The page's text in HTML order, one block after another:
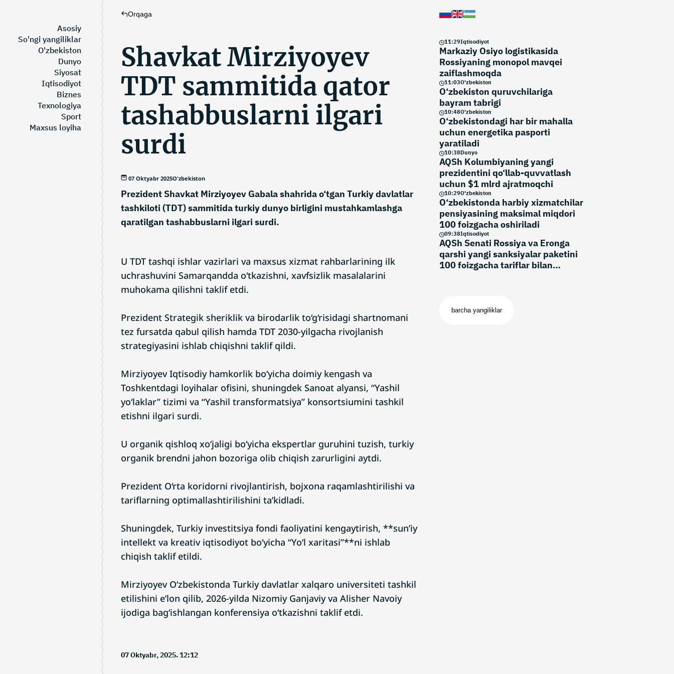
Asosiy
So'ngi yangiliklar
O'zbekiston
Dunyo
Siyosat
Iqtisodiyot
Biznes
Texnologiya
Sport
Maxsus loyiha
Orqaga
Shavkat Mirziyoyev
TDT sammitida qator
tashabbuslarni ilgari
surdi
07 Oktyabr 2025O'zbekiston
Prezident Shavkat Mirziyoyev Gabala shahrida o‘tgan Turkiy davlatlar
tashkiloti (TDT) sammitida turkiy dunyo birligini mustahkamlashga
qaratilgan tashabbuslarni ilgari surdi.
U TDT tashqi ishlar vazirlari va maxsus xizmat rahbarlarining ilk
uchrashuvini Samarqandda o‘tkazishni, xavfsizlik masalalarini
muhokama qilishni taklif etdi.
Prezident Strategik sheriklik va birodarlik to‘g‘risidagi shartnomani
tez fursatda qabul qilish hamda TDT 2030-yilgacha rivojlanish
strategiyasini ishlab chiqishni taklif qildi.
Mirziyoyev Iqtisodiy hamkorlik bo‘yicha doimiy kengash va
Toshkentdagi loyihalar ofisini, shuningdek Sanoat alyansi, “Yashil
yo‘laklar” tizimi va “Yashil transformatsiya” konsortsiumini tashkil
etishni ilgari surdi.
U organik qishloq xo‘jaligi bo‘yicha ekspertlar guruhini tuzish, turkiy
organik brendni jahon bozoriga olib chiqish zarurligini aytdi.
Prezident O‘rta koridorni rivojlantirish, bojxona raqamlashtirilishi va
tariflarning optimallashtirilishini ta’kidladi.
Shuningdek, Turkiy investitsiya fondi faoliyatini kengaytirish, **sun’iy
intellekt va kreativ iqtisodiyot bo‘yicha “Yo‘l xaritasi”**ni ishlab
chiqish taklif etildi.
Mirziyoyev O‘zbekistonda Turkiy davlatlar xalqaro universiteti tashkil
etilishini e’lon qilib, 2026-yilda Nizomiy Ganjaviy va Alisher Navoiy
ijodiga bag‘ishlangan konferensiya o‘tkazishni taklif etdi.
07 Oktyabr, 2025. 12:12
11:29Iqtisodiyot
Markaziy Osiyo logistikasida
Rossiyaning monopol mavqei
zaiflashmoqda
11:03O'zbekiston
O‘zbekiston quruvchilariga
bayram tabrigi
10:48O'zbekiston
O‘zbekistondagi har bir mahalla
uchun energetika pasporti
yaratiladi
10:38Dunyo
AQSh Kolumbiyaning yangi
prezidentini qo‘llab-quvvatlash
uchun $1 mlrd ajratmoqchi
10:29O'zbekiston
O‘zbekistonda harbiy xizmatchilar
pensiyasining maksimal miqdori
100 foizgacha oshiriladi
09:38Iqtisodiyot
AQSh Senati Rossiya va Eronga
qarshi yangi sanksiyalar paketini
100 foizgacha tariflar bilan
barcha yangiliklar